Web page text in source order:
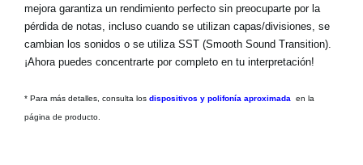
mejora garantiza un rendimiento perfecto sin preocuparte por la
pérdida de notas, incluso cuando se utilizan capas/divisiones, se
cambian los sonidos o se utiliza SST (Smooth Sound Transition).
¡Ahora puedes concentrarte por completo en tu interpretación!
* Para más detalles, consulta los dispositivos y polifonía aproximada en la
página de producto.